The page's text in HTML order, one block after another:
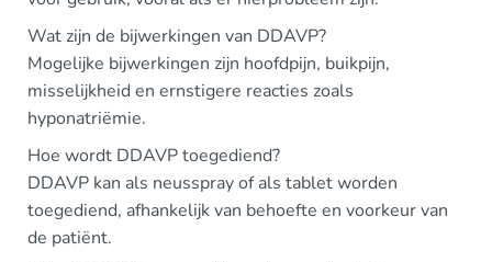
Wat zijn de bijwerkingen van DDAVP?
Mogelijke bijwerkingen zijn hoofdpijn, buikpijn,
misselijkheid en ernstigere reacties zoals
hyponatriëmie.
Hoe wordt DDAVP toegediend?
DDAVP kan als neusspray of als tablet worden
toegediend, afhankelijk van behoefte en voorkeur van
de patiënt.